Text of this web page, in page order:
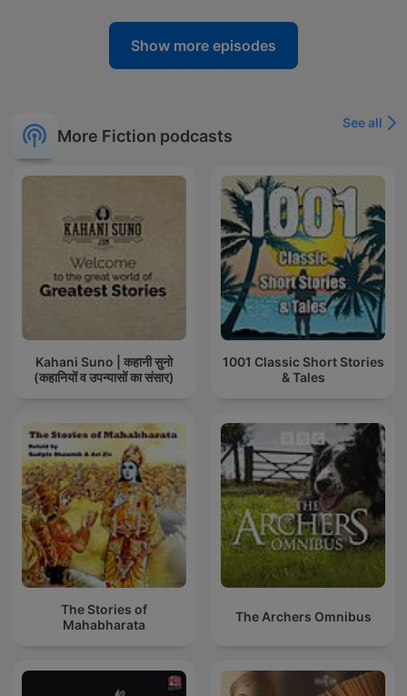
Show more episodes
More Fiction podcasts
See all
Kahani Suno | कहानी सुनो
(कहानियों व उपन्यासों का संसार)
1001 Classic Short Stories
& Tales
The Stories of
Mahabharata
The Archers Omnibus